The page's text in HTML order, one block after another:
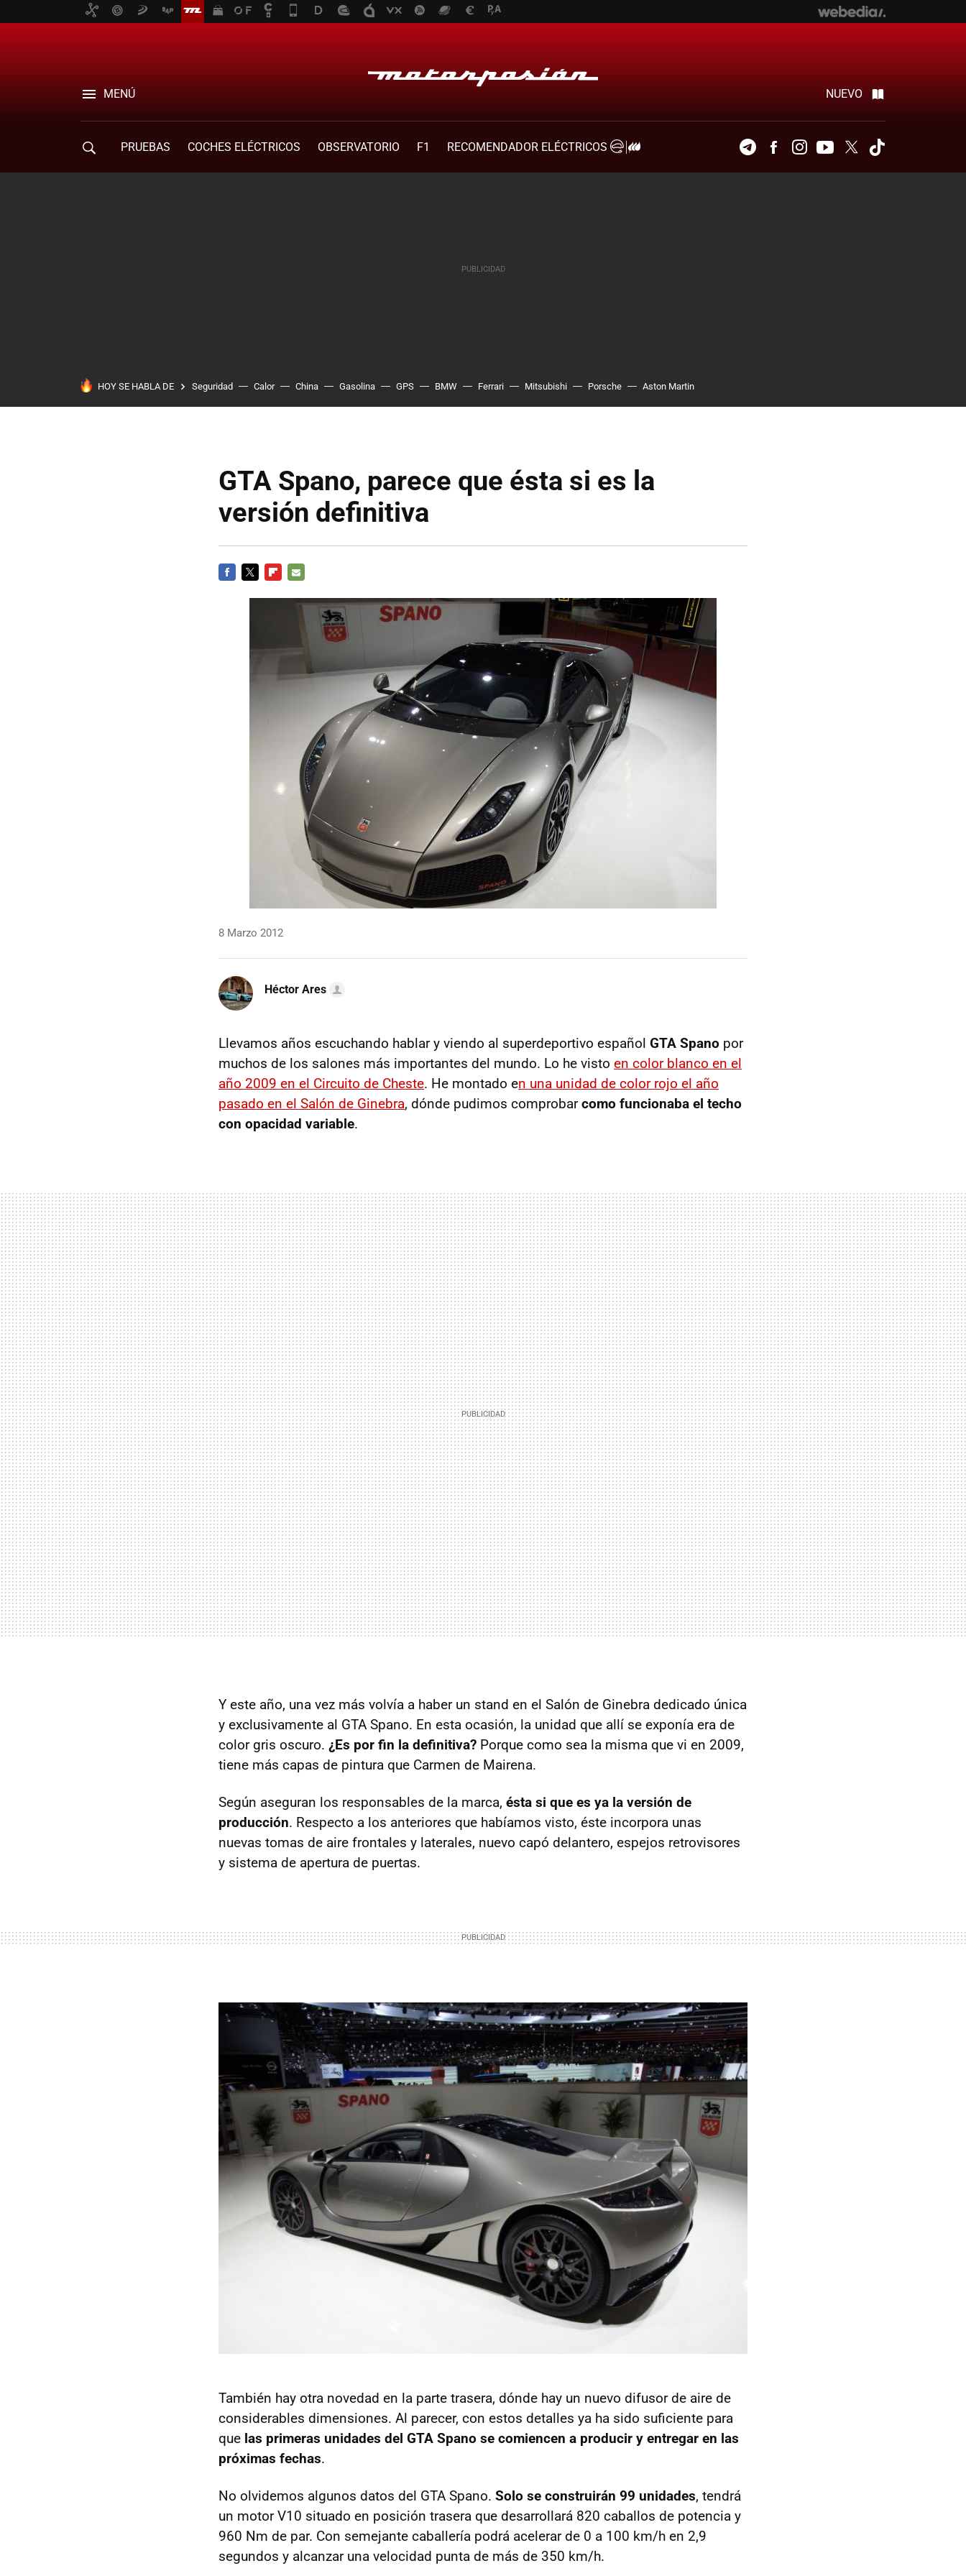
MENÚ NUEVO
PRUEBAS COCHES ELÉCTRICOS OBSERVATORIO F1
RECOMENDADOR ELÉCTRICOS
TelegramFacebookInstagramYoutubeTwitter
HOY SE HABLA DE Seguridad Calor China Gasolina GPS BMW Ferrari Mitsubishi Porsche Aston Martin
GTA Spano, parece que ésta si es la
versión definitiva
MAIL
8 Marzo 2012
Héctor Ares
Llevamos años escuchando hablar y viendo al superdeportivo español GTA Spano por
muchos de los salones más importantes del mundo. Lo he visto en color blanco en el
año 2009 en el Circuito de Cheste. He montado en una unidad de color rojo el año
pasado en el Salón de Ginebra, dónde pudimos comprobarcomo funcionaba el techo
con opacidad variable.
Y este año, una vez más volvía a haber un stand en el Salón de Ginebra dedicado única
y exclusivamente al GTA Spano. En esta ocasión, la unidad que allí se exponía era de
color gris oscuro. ¿Es por fin la definitiva? Porque como sea la misma que vi en 2009,
tiene más capas de pintura que Carmen de Mairena.
Según aseguran los responsables de la marca, ésta si que es ya la versión de
producción. Respecto a los anteriores que habíamos visto, éste incorpora unas
nuevas tomas de aire frontales y laterales, nuevo capó delantero, espejos retrovisores
y sistema de apertura de puertas.
También hay otra novedad en la parte trasera, dónde hay un nuevo difusor de aire de
considerables dimensiones. Al parecer, con estos detalles ya ha sido suficiente para
que las primeras unidades del GTA Spano se comiencen a producir y entregar en las
próximas fechas.
No olvidemos algunos datos del GTA Spano. Solo se construirán 99 unidades, tendrá
un motor V10 situado en posición trasera que desarrollará 820 caballos de potencia y
960 Nm de par. Con semejante caballería podrá acelerar de 0 a 100 km/h en 2,9
segundos y alcanzar una velocidad punta de más de 350 km/h.